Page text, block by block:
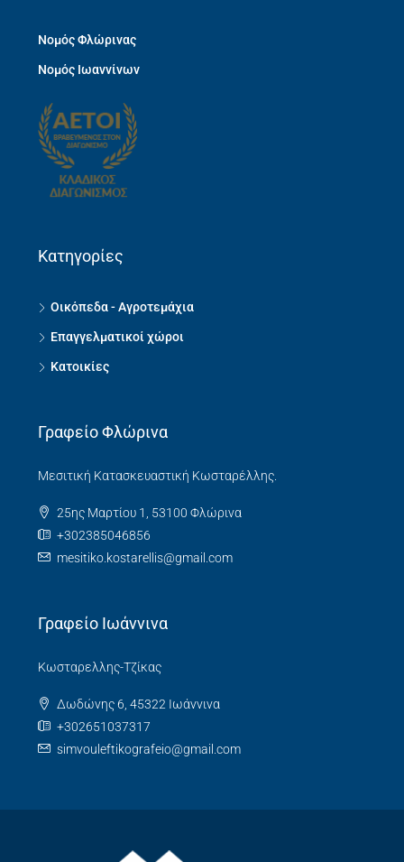
Νομός Φλώρινας
Νομός Ιωαννίνων
Κατηγορίες
Οικόπεδα - Αγροτεμάχια
Επαγγελματικοί χώροι
Κατοικίες
Γραφείο Φλώρινα
Μεσιτική Κατασκευαστική Κωσταρέλλης.
25ης Μαρτίου 1, 53100 Φλώρινα
+302385046856
mesitiko.kostarellis@gmail.com
Γραφείο Ιωάννινα
Κωσταρελλης-Τζίκας
Δωδώνης 6, 45322 Ιωάννινα
+302651037317
simvouleftikografeio@gmail.com